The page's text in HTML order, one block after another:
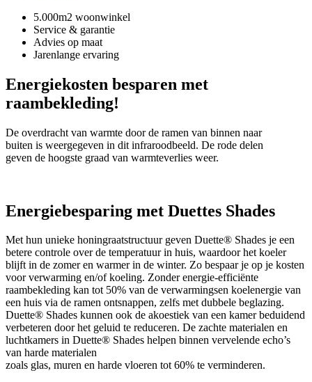
5.000m2 woonwinkel
Service & garantie
Advies op maat
Jarenlange ervaring
Energiekosten besparen met
raambekleding!
De overdracht van warmte door de ramen van binnen naar
buiten is weergegeven in dit infraroodbeeld. De rode delen
geven de hoogste graad van warmteverlies weer.
Energiebesparing met Duettes Shades
Met hun unieke honingraatstructuur geven Duette® Shades je een
betere controle over de temperatuur in huis, waardoor het koeler
blijft in de zomer en warmer in de winter. Zo bespaar je op je kosten
voor verwarming en/of koeling. Zonder energie-efficiënte
raambekleding kan tot 50% van de verwarmingsen koelenergie van
een huis via de ramen ontsnappen, zelfs met dubbele beglazing.
Duette® Shades kunnen ook de akoestiek van een kamer beduidend
verbeteren door het geluid te reduceren. De zachte materialen en
luchtkamers in Duette® Shades helpen binnen vervelende echo’s
van harde materialen
zoals glas, muren en harde vloeren tot 60% te verminderen.